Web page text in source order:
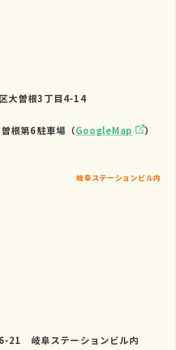
大曽根3丁目4-14
根第6駐車場（GoogleMap
）
岐阜ステーションビル内
21 岐阜ステーションビル内